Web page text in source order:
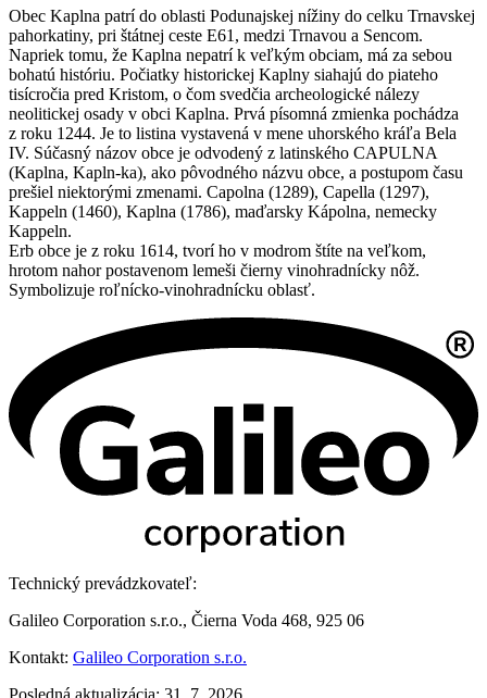
Obec Kaplna patrí do oblasti Podunajskej nížiny do celku Trnavskej
pahorkatiny, pri štátnej ceste E61, medzi Trnavou a Sencom.
Napriek tomu, že Kaplna nepatrí k veľkým obciam, má za sebou
bohatú históriu. Počiatky historickej Kaplny siahajú do piateho
tisícročia pred Kristom, o čom svedčia archeologické nálezy
neolitickej osady v obci Kaplna. Prvá písomná zmienka pochádza
z roku 1244. Je to listina vystavená v mene uhorského kráľa Bela
IV. Súčasný názov obce je odvodený z latinského CAPULNA
(Kaplna, Kapln-ka), ako pôvodného názvu obce, a postupom času
prešiel niektorými zmenami. Capolna (1289), Capella (1297),
Kappeln (1460), Kaplna (1786), maďarsky Kápolna, nemecky
Kappeln.
Erb obce je z roku 1614, tvorí ho v modrom štíte na veľkom,
hrotom nahor postavenom lemeši čierny vinohradnícky nôž.
Symbolizuje roľnícko-vinohradnícku oblasť.
Technický prevádzkovateľ:
Galileo Corporation s.r.o., Čierna Voda 468, 925 06
Kontakt: Galileo Corporation s.r.o.